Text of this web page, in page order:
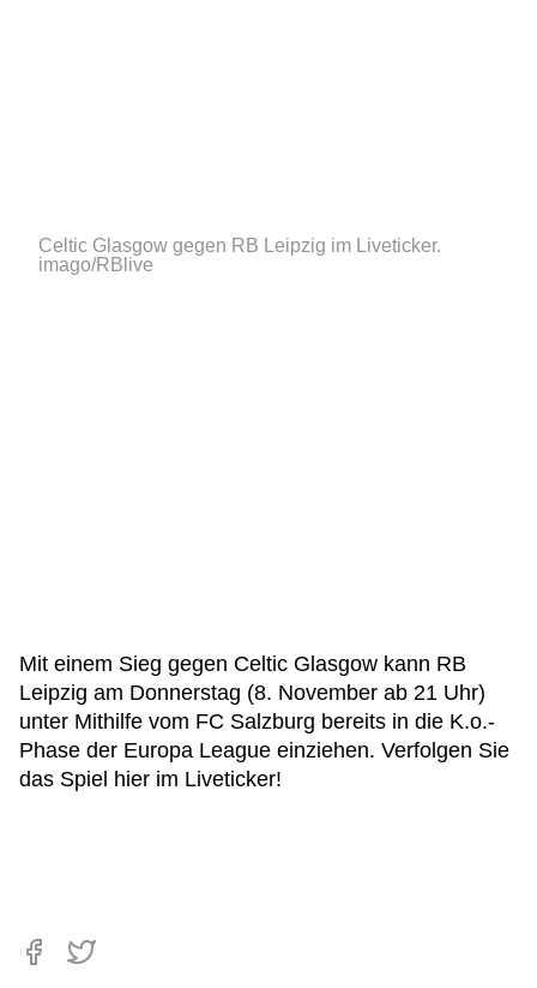
Celtic Glasgow gegen RB Leipzig im Liveticker.
imago/RBlive
Mit einem Sieg gegen Celtic Glasgow kann RB
Leipzig am Donnerstag (8. November ab 21 Uhr)
unter Mithilfe vom FC Salzburg bereits in die K.o.-
Phase der Europa League einziehen. Verfolgen Sie
das Spiel hier im Liveticker!